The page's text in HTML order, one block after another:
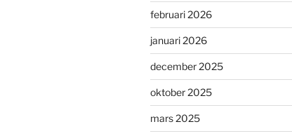
februari 2026
januari 2026
december 2025
oktober 2025
mars 2025